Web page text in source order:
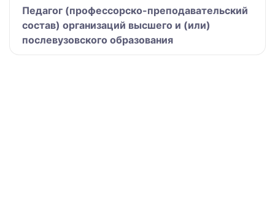
Педагог (профессорско-преподавательский
состав) организаций высшего и (или)
послевузовского образования